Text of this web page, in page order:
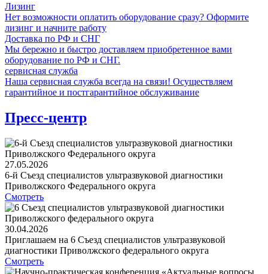
Лизинг
Нет возможности оплатить оборудование сразу? Оформите
лизинг и начните работу
Доставка по РФ и СНГ
Мы бережно и быстро доставляем приобретенное вами
оборудование по РФ и СНГ.
сервисная служба
Наша сервисная служба всегда на связи! Осуществляем
гарантийное и постгарантийное обслуживание
Пресс-центр
27.05.2026
6-й Съезд специалистов ультразвуковой диагностики
Приволжского Федерального округа
Смотреть
30.04.2026
Приглашаем на 6 Съезд специалистов ультразвуковой
диагностики Приволжского федерального округа
Смотреть